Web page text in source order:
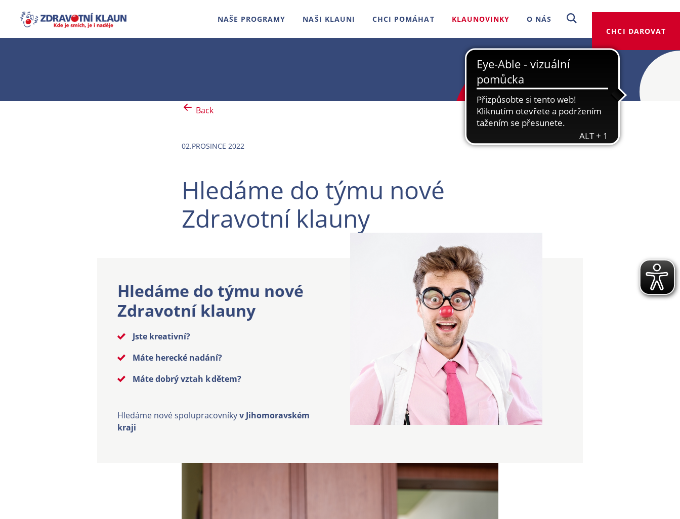
CHCI DAROVAT
NAŠE PROGRAMY NAŠI KLAUNI CHCI POMÁHAT KLAUNOVINKY O NÁS
Back
02.PROSINCE 2022
Hledáme do týmu nové
Zdravotní klauny
Hledáme do týmu nové
Zdravotní klauny
Jste kreativní?
Máte herecké nadání?
Máte dobrý vztah k dětem?
Hledáme nové spolupracovníkyv Jihomoravském
kraji